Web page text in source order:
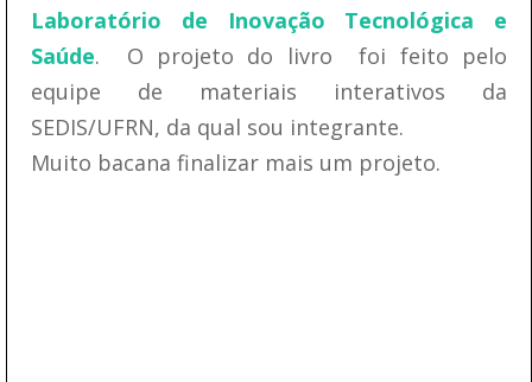
Laboratório de Inovação Tecnológica e
Saúde. O projeto do livro foi feito pelo
equipe de materiais interativos da
SEDIS/UFRN, da qual sou integrante.
Muito bacana finalizar mais um projeto.